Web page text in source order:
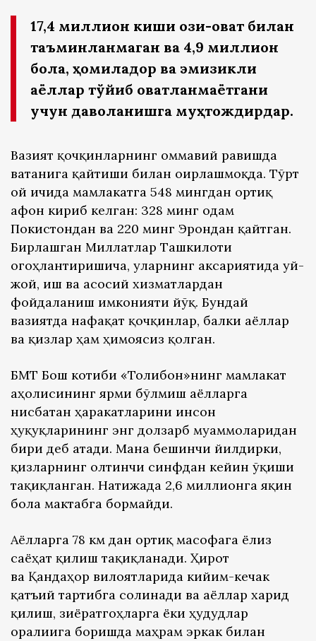
17,4 миллион киши озиқ-овқат билан
таъминланмаган ва 4,9 миллион
бола, ҳомиладор ва эмизикли
аёллар тўйиб овқатланмаётгани
учун даволанишга муҳтождирдар.
Вазият қочқинларнинг оммавий равишда
ватанига қайтиши билан оғирлашмоқда. Тўрт
ой ичида мамлакатга 548 мингдан ортиқ
афғон кириб келган: 328 минг одам
Покистондан ва 220 минг Эрондан қайтган.
Бирлашган Миллатлар Ташкилоти
огоҳлантиришича, уларнинг аксариятида уй-
жой, иш ва асосий хизматлардан
фойдаланиш имконияти йўқ. Бундай
вазиятда нафақат қочқинлар, балки аёллар
ва қизлар ҳам ҳимоясиз қолган.
БМТ Бош котиби «Толибон»нинг мамлакат
аҳолисининг ярми бўлмиш аёлларга
нисбатан ҳаракатларини инсон
ҳуқуқларининг энг долзарб муаммоларидан
бири деб атади. Мана бешинчи йилдирки,
қизларнинг олтинчи синфдан кейин ўқиши
тақиқланган. Натижада 2,6 миллионга яқин
бола мактабга бормайди.
Аёлларга 78 км дан ортиқ масофага ёлғиз
саёҳат қилиш тақиқланади. Ҳирот
ва Қандаҳор вилоятларида кийим-кечак
қатъий тартибга солинади ва аёллар харид
қилиш, зиёратгоҳларга ёки ҳудудлар
оралиғига боришда маҳрам эркак билан